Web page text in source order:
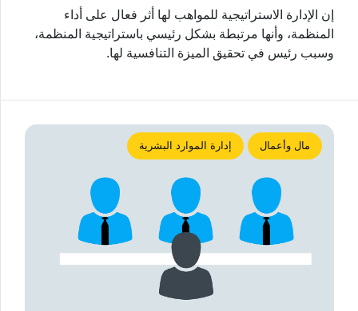
إن الإدارة الاستراتيجية للمواهب لها أثر فعال على أداء
المنظمة، وأنها مرتبطة بشكل رئيسي باستراتيجية المنظمة،
وسبب رئيس في تحقيق الميزة التنافسية لها.
مال وأعمال إدارة الموارد البشرية